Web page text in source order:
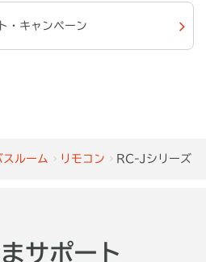
ルーム リモコン RC-Jシリーズ
・キャンペーン
サポート